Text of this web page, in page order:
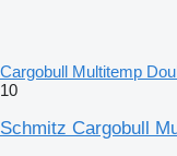
Cargobull Multitemp
10
Schmitz Cargobull